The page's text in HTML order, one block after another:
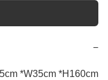
−
*W35cm *H160cm